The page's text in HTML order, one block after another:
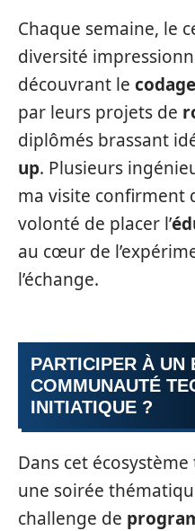
Chaque semaine, le
diversité
découvrant le codage
par leurs projets de
diplômés brassant
up. Plusieurs
ma visite confirment
volonté de placer l’
au cœur de
l’échange.
PARTICIPER À UN
COMMUNAUTÉ
INITIATIQUE ?
Dans cet
une soirée
challenge de